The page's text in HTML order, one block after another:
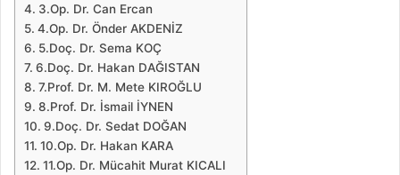
3.Op. Dr. Can Ercan
4.Op. Dr. Önder AKDENİZ
5.Doç. Dr. Sema KOÇ
6.Doç. Dr. Hakan DAĞISTAN
7.Prof. Dr. M. Mete KIROĞLU
8.Prof. Dr. İsmail İYNEN
9.Doç. Dr. Sedat DOĞAN
10.Op. Dr. Hakan KARA
11.Op. Dr. Mücahit Murat KICALI